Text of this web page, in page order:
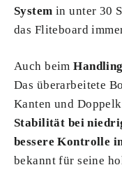
System in unter 30
das Fliteboard
Auch beimHandling
Das überarbeitete
Kanten und
Stabilität bei
bessere Kontrolle
bekannt für seine